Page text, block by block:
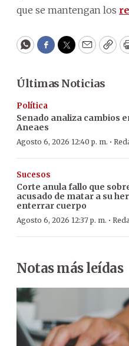
que se mantengan los
WhatsApp
Facebook
Twitter
Email
Últimas Noticias
Política
Senado analiza cambios
Aneaes
Agosto 6, 2026 12:40 p. m. ·
Sucesos
Corte anula fallo que
acusado de matar a su
enterrar cuerpo
Agosto 6, 2026 12:37 p. m. ·
Notas más leídas